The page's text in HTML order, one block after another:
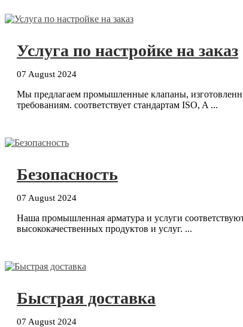
Услуга по настройке на заказ
07 August 2024
Мы предлагаем промышленные клапаны,
требованиям. соответствует стандартам ISO, A ...
Безопасность
07 August 2024
Наша промышленная арматура и услуги
высококачественных продуктов и услуг. ...
Быстрая доставка
07 August 2024